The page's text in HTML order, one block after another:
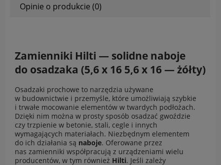
Opinie o produkcie (0)
Zamienniki Hilti — solidne naboje
do osadzaka (5,6 x 16 5,6 x 16 — żółty)
Osadzaki prochowe to narzędzia używane
w budownictwie i przemyśle, które umożliwiają szybkie
i trwałe mocowanie elementów w twardych podłożach.
Dzięki nim można w prosty sposób osadzać gwoździe
czy trzpienie w betonie, stali, cegle i innych
wymagających materiałach. Niezbędnym elementem
do ich działania są naboje. Oferowane przez
nas zamienniki współpracują z urządzeniami wielu
producentów, w tym również Hilti. Jeśli zależy